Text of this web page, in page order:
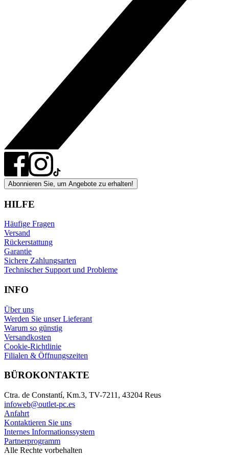
Abonnieren Sie, um Angebote zu erhalten!
HILFE
Häufige Fragen
Versand
Rückerstattung
Garantie
Sichere Zahlungsarten
Technischer Support und Probleme
INFO
Über uns
Werden Sie unser Lieferant
Warum so günstig
Versandkosten
Cookie-Richtlinie
Filialen & Öffnungszeiten
BÜROKONTAKTE
Ctra. de Constantí, Km.3, TV-7211, 43204 Reus
infoweb@outlet-pc.es
Anfahrt
Kontaktieren Sie uns
Internes Informationssystem
Partnerprogramm
Alle Rechte vorbehalten